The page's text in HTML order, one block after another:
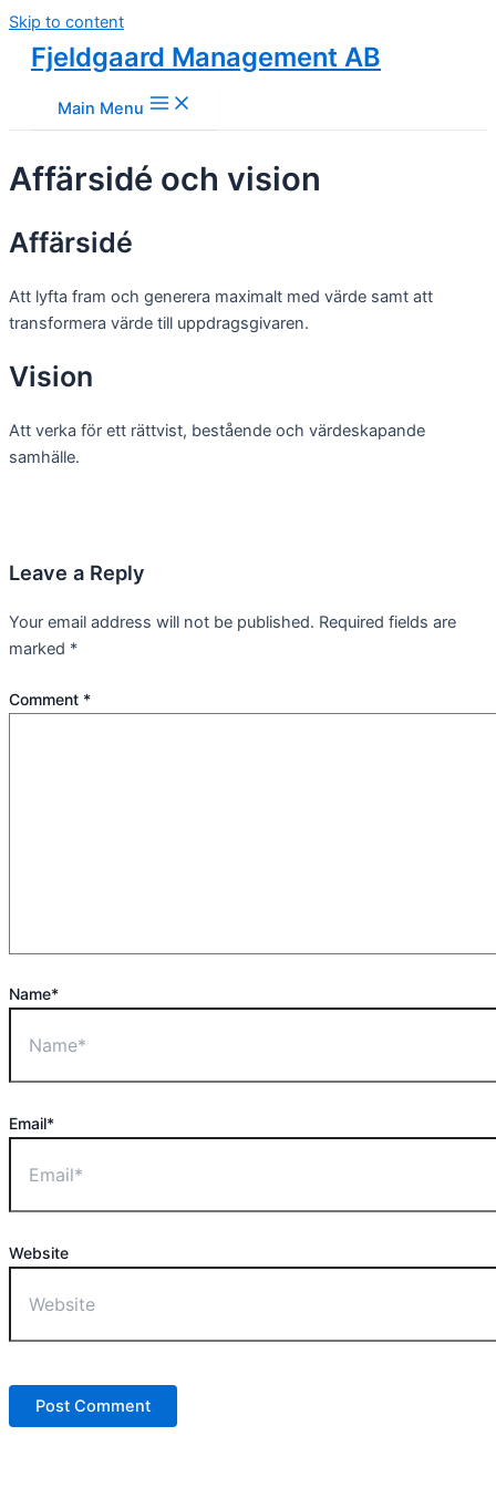
Skip to content
Fjeldgaard Management AB
Main Menu
Affärsidé och vision
Affärsidé
Att lyfta fram och generera maximalt med värde samt att
transformera värde till uppdragsgivaren.
Vision
Att verka för ett rättvist, bestående och värdeskapande
samhälle.
Leave a Reply
Your email address will not be published. Required fields are
marked *
Comment *
Name*
Email*
Website